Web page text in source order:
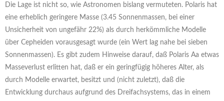
Die Lage ist nicht so, wie Astronomen bislang vermuteten. Polaris hat
eine erheblich geringere Masse (3.45 Sonnenmassen, bei einer
Unsicherheit von ungefähr 22%) als durch herkömmliche Modelle
über Cepheiden vorausgesagt wurde (ein Wert lag nahe bei sieben
Sonnenmassen). Es gibt zudem Hinweise darauf, daß Polaris Aa etwas
Masseverlust erlitten hat, daß er ein geringfügig höheres Alter, als
durch Modelle erwartet, besitzt und (nicht zuletzt), daß die
Entwicklung durchaus aufgrund des Dreifachsystems, das in einem